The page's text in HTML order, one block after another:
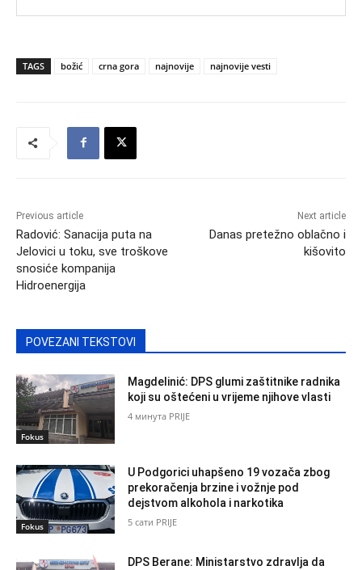
TAGS božić crna gora najnovije najnovije vesti
Previous article
Radović: Sanacija puta na
Jelovici u toku, sve troškove
snosiće kompanija
Hidroenergija
Next article
Danas pretežno oblačno i
kišovito
POVEZANI TEKSTOVI
Fokus
Magdelinić: DPS glumi zaštitnike radnika
koji su oštećeni u vrijeme njihove vlasti
4 минута PRIJE
Fokus
U Podgorici uhapšeno 19 vozača zbog
prekoračenja brzine i vožnje pod
dejstvom alkohola i narkotika
5 сати PRIJE
DPS Berane: Ministarstvo zdravlja da